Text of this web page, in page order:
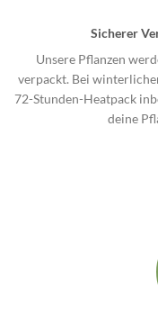
Sicherer
Unsere Pflanzen
verpackt. Bei
72-Stunden-Heatpack
deine